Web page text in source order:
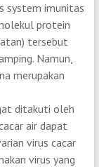
system imunitas
protein
tersebut
Namun,
merupakan
ditakuti oleh
air dapat
virus cacar
virus yang